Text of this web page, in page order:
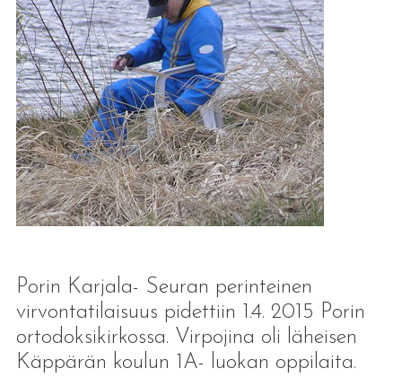
Porin Karjala- Seuran perinteinen
virvontatilaisuus pidettiin 1.4. 2015 Porin
ortodoksikirkossa. Virpojina oli läheisen
Käppärän koulun 1A- luokan oppilaita.